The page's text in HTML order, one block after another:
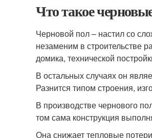
Что такое
Черновой пол – настил со
незаменим в строительстве
домика, технической
В остальных случаях он
Разнится типом строения,
В производстве чернового
том сама конструкция
Она снижает тепловые